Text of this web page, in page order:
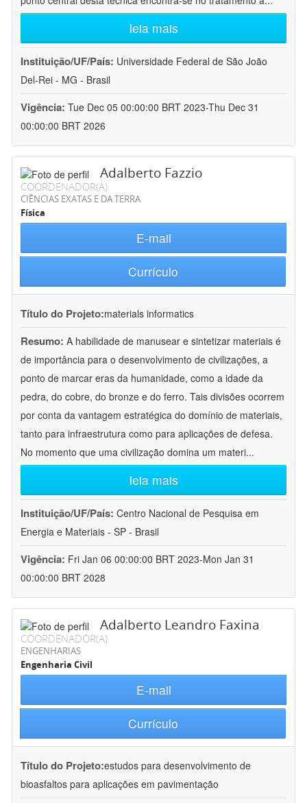
leia mais
Instituição/UF/País: Universidade Federal de São João
Del-Rei - MG - Brasil
Vigência: Tue Dec 05 00:00:00 BRT 2023-Thu Dec 31
00:00:00 BRT 2026
Adalberto Fazzio
COORDENADOR(A)
CIÊNCIAS EXATAS E DA TERRA
Física
E-mail
Currículo
Título do Projeto:materials informatics
Resumo: A habilidade de manusear e sintetizar materiais é
de importância para o desenvolvimento de civilizações, a
ponto de marcar eras da humanidade, como a idade da
pedra, do cobre, do bronze e do ferro. Tais divisões ocorrem
por conta da vantagem estratégica do domínio de materiais,
tanto para infraestrutura como para aplicações de defesa.
No momento que uma civilização domina um materi...
leia mais
Instituição/UF/País: Centro Nacional de Pesquisa em
Energia e Materiais - SP - Brasil
Vigência: Fri Jan 06 00:00:00 BRT 2023-Mon Jan 31
00:00:00 BRT 2028
Adalberto Leandro Faxina
COORDENADOR(A)
ENGENHARIAS
Engenharia Civil
E-mail
Currículo
Título do Projeto:estudos para desenvolvimento de
bioasfaltos para aplicações em pavimentação